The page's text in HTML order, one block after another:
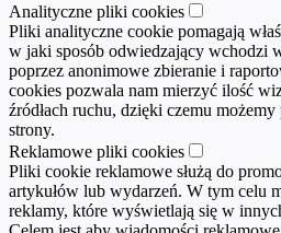
Analityczne pliki cookies
Pliki analityczne cookie pomagają
w jaki sposób odwiedzający wchodzi
poprzez anonimowe zbieranie i
cookies pozwala nam mierzyć ilość
źródłach ruchu, dzięki czemu możemy
strony.
Reklamowe pliki cookies
Pliki cookie reklamowe służą do
artykułów lub wydarzeń. W tym celu
reklamy, które wyświetlają się w